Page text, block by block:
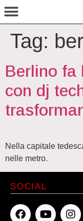
Tag:
Berlino fa
con dj
Nella capitale
nelle metro.
SOCIAL